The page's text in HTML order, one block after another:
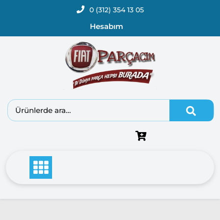
0 (312) 354 13 05
Hesabım
Doblo
Doblo
2000 –